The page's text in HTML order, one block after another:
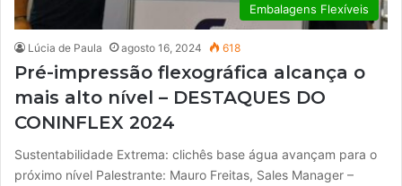
Embalagens Flexíveis
Lúcia de Paula agosto 16, 2024 618
Pré-impressão flexográfica alcança o
mais alto nível – DESTAQUES DO
CONINFLEX 2024
Sustentabilidade Extrema: clichês base água avançam para o
próximo nível Palestrante: Mauro Freitas, Sales Manager –